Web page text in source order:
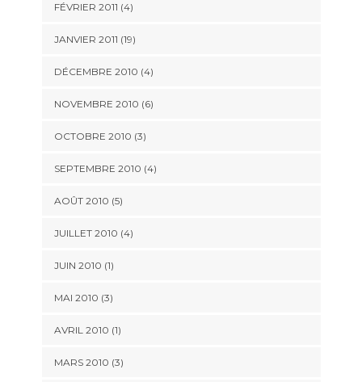
FÉVRIER 2011 (4)
JANVIER 2011 (19)
DÉCEMBRE 2010 (4)
NOVEMBRE 2010 (6)
OCTOBRE 2010 (3)
SEPTEMBRE 2010 (4)
AOÛT 2010 (5)
JUILLET 2010 (4)
JUIN 2010 (1)
MAI 2010 (3)
AVRIL 2010 (1)
MARS 2010 (3)